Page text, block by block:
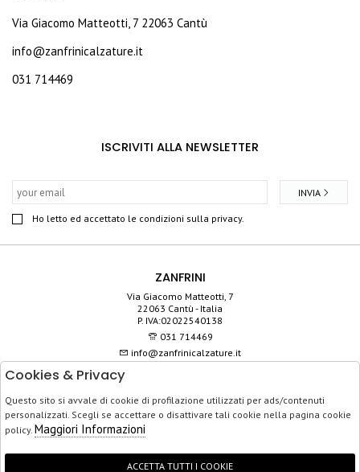
Via Giacomo Matteotti, 7 22063 Cantù
info@zanfrinicalzature.it
031 714469
ISCRIVITI ALLA NEWSLETTER
Ho letto ed accettato le condizioni sulla privacy.
INVIA
ZANFRINI
Via Giacomo Matteotti, 7
22063 Cantù - Italia
P. IVA:02022540138
031 714469
info@zanfrinicalzature.it
SERVIZIO CLIENTI
ACQUISTO SICURO
Cookies & Privacy
Questo sito si avvale di cookie di profilazione utilizzati per ads/contenuti
personalizzati. Scegli se accettare o disattivare tali cookie nella pagina cookie
policy. Maggiori Informazioni
ACCETTA TUTTI I COOKIE